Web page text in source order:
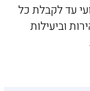
עד לקבלת כל
וביעילות